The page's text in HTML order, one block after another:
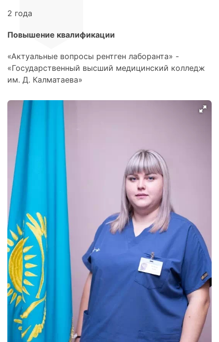
2 года
Повышение квалификации
«Актуальные вопросы рентген лаборанта» -
«Государственный высший медицинский колледж
им. Д. Калматаева»